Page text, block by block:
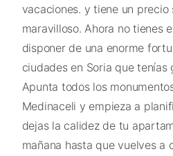
vacaciones. y tiene un precio
maravilloso. Ahora no tienes
disponer de una enorme
ciudades en Soria que tenías
Apunta todos los
Medinaceli y empieza a
dejas la calidez de tu
mañana hasta que vuelves a